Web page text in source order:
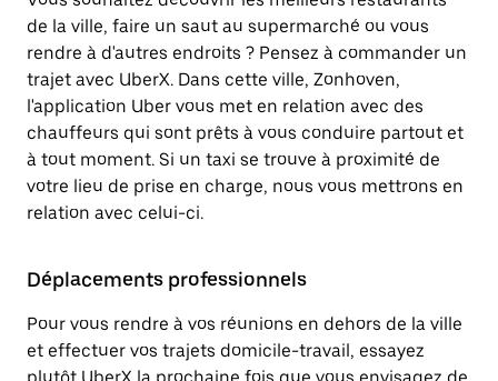
de la ville, faire un saut au supermarché ou vous
rendre à d'autres endroits ? Pensez à commander un
trajet avec UberX. Dans cette ville, Zonhoven,
l'application Uber vous met en relation avec des
chauffeurs qui sont prêts à vous conduire partout et
à tout moment. Si un taxi se trouve à proximité de
votre lieu de prise en charge, nous vous mettrons en
relation avec celui-ci.
Déplacements professionnels
Pour vous rendre à vos réunions en dehors de la ville
et effectuer vos trajets domicile-travail, essayez